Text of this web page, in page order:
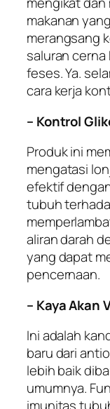
makanan
merangsang
saluran
feses. Ya.
cara kerja
– Kontrol
Produk ini
mengatasi
efektif
tubuh
aliran darah
yang dapat
pencernaan.
– Kaya Akan
Ini adalah
baru dari
lebih baik
umumnya.